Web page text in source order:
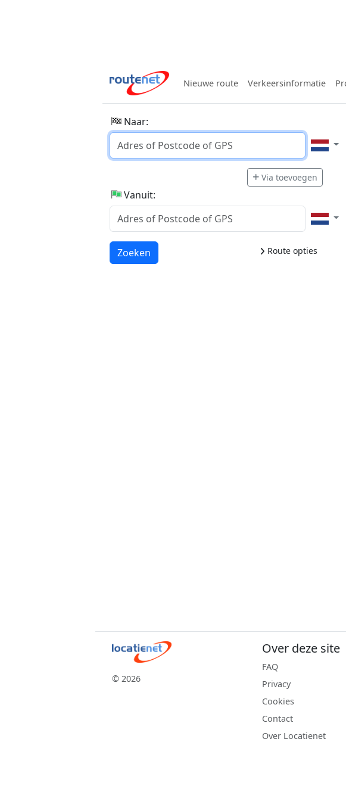
Nieuwe route Verkeersinformatie
Naar:
Via toevoegen
Vanuit:
Route opties
Laden...
Zoeken
© 2026
Over deze site
FAQ
Privacy
Cookies
Contact
Over Locatienet